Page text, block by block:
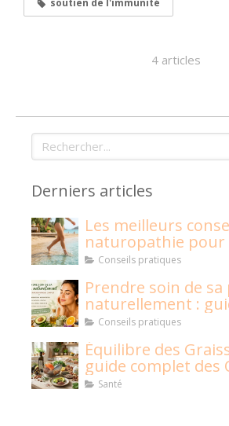
4 articles
Rechercher
Derniers articles
Les meilleurs
naturopathie pour
pleine santé !
Conseils pratiques
Prendre soin de sa
naturellement :
naturopathique
Conseils pratiques
Équilibre des
guide complet des
9 et graisses
Santé